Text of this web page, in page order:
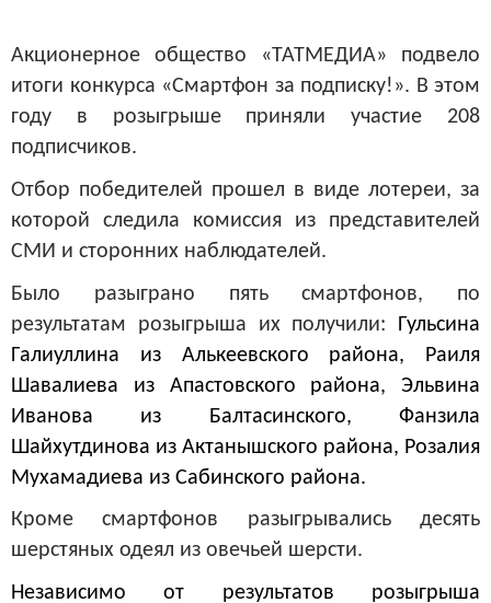
Акционерное общество «ТАТМЕДИА» подвело
итоги конкурса «Смартфон за подписку!». В этом
году в розыгрыше приняли участие 208
подписчиков.
Отбор победителей прошел в виде лотереи, за
которой следила комиссия из представителей
СМИ и сторонних наблюдателей.
Было разыграно пять смартфонов, по
результатам розыгрыша их получили:
Гульсина
Галиуллина из Алькеевского района, Раиля
Шавалиева из Апастовского района, Эльвина
Иванова из Балтасинского, Фанзила
Шайхутдинова из Актанышского района, Розалия
Мухамадиева из Сабинского района.
Кроме смартфонов разыгрывались десять
шерстяных одеял из овечьей шерсти.
Независимо от результатов розыгрыша